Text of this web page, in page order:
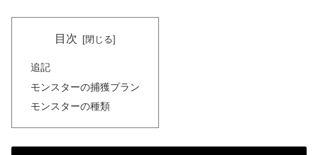
目次
追記
モンスターの捕獲プラン
モンスターの種類